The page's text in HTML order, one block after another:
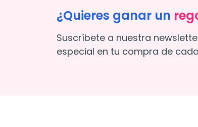
¿Quieres ganar un
Suscríbete a nuestra
especial en tu compra de